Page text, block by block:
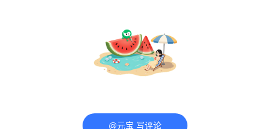
@元宝 写评论